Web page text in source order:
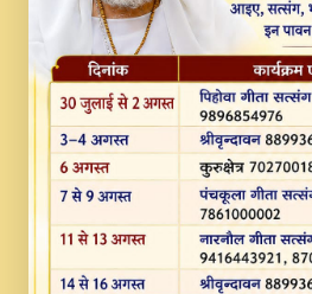
MERE MANN VICH
NEW PUNAJBI
FULL VIDEO HD.mp3
Na To Roop Hai Bindu Ji
Divine Bhajan by Shri
#BhaktiPath.mp3
Radha Rani Ki Kirpa
Song By Chitra